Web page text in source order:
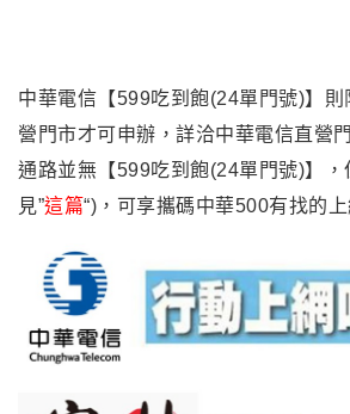
中華電信【599吃到飽(24單門號)】則
營門市才可申辦，詳洽中華電信直營
通路並無【599吃到飽(24單門號)】，
見”這篇“)，可享攜碼中華500有找的